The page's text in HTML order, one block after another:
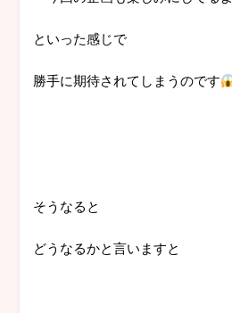
といった感じで
勝手に期待されてしまうのです
そうなると
どうなるかと言いますと